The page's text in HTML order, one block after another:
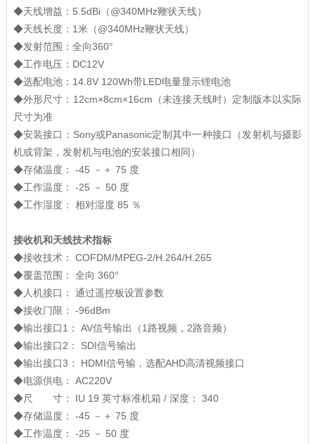
◆天线增益：5.5dBi（@340MHz鞭状天线）
◆天线长度：1米（@340MHz鞭状天线）
◆发射范围：全向360°
◆工作电压：DC12V
◆选配电池：14.8V 120Wh带LED电量显示锂电池
◆外形尺寸：12cm×8cm×16cm（未连接天线时）定制版本以实际
尺寸为准
◆安装接口：Sony或Panasonic定制其中一种接口（发射机与摄影
机或背架，发射机与电池的安装接口相同）
◆存储温度： -45 －＋ 75 度
◆工作温度： -25 － 50 度
◆工作湿度： 相对湿度 85 ％
接收机和天线技术指标
◆接收技术： COFDM/MPEG-2/H.264/H.265
◆覆盖范围： 全向 360°
◆人机接口： 通过遥控板设置参数
◆接收门限： -96dBm
◆输出接口1： AV信号输出（1路视频，2路音频）
◆输出接口2： SDI信号输出
◆输出接口3： HDMI信号输，选配AHD高清视频接口
◆电源供电： AC220V
◆尺 寸： IU 19 英寸标准机箱 / 深度： 340
◆存储温度： -45 －＋ 75 度
◆工作温度： -25 － 50 度